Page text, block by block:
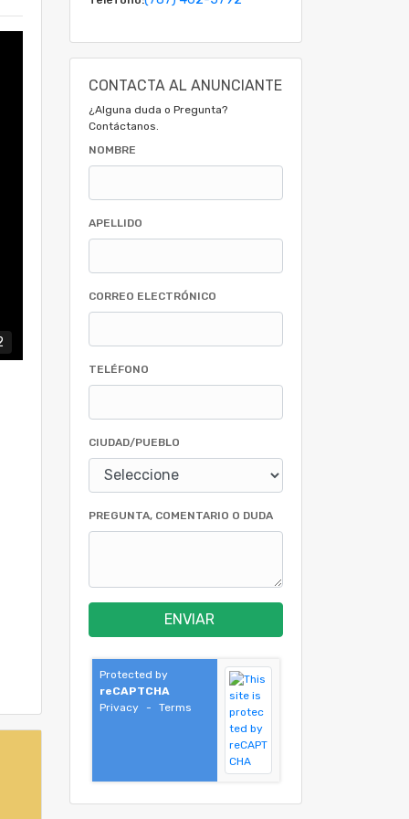
CONTACTA AL ANUNCIANTE
¿Alguna duda o Pregunta?
Contáctanos.
NOMBRE
APELLIDO
CORREO ELECTRÓNICO
TELÉFONO
CIUDAD/PUEBLO
PREGUNTA, COMENTARIO O DUDA
ENVIAR
Protected by
reCAPTCHA
Privacy
- Terms